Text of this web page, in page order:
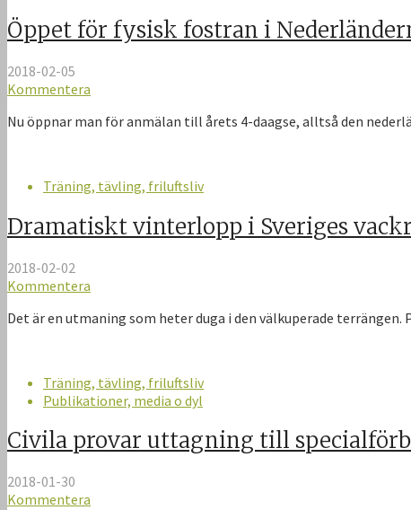
Öppet för fysisk fostran i
2018-02-05
Kommentera
Nu öppnar man för anmälan till årets 4-daagse, alltså den
Träning, tävling, friluftsliv
Dramatiskt vinterlopp i Sveriges
2018-02-02
Kommentera
Det är en utmaning som heter duga i den välkuperade
Träning, tävling, friluftsliv
Publikationer, media o dyl
Civila provar uttagning till
2018-01-30
Kommentera